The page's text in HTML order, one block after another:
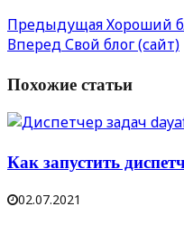
ПредыдущаяХороший
ВпередСвой блог (сайт)
Похожие статьи
Как запустить
02.07.2021